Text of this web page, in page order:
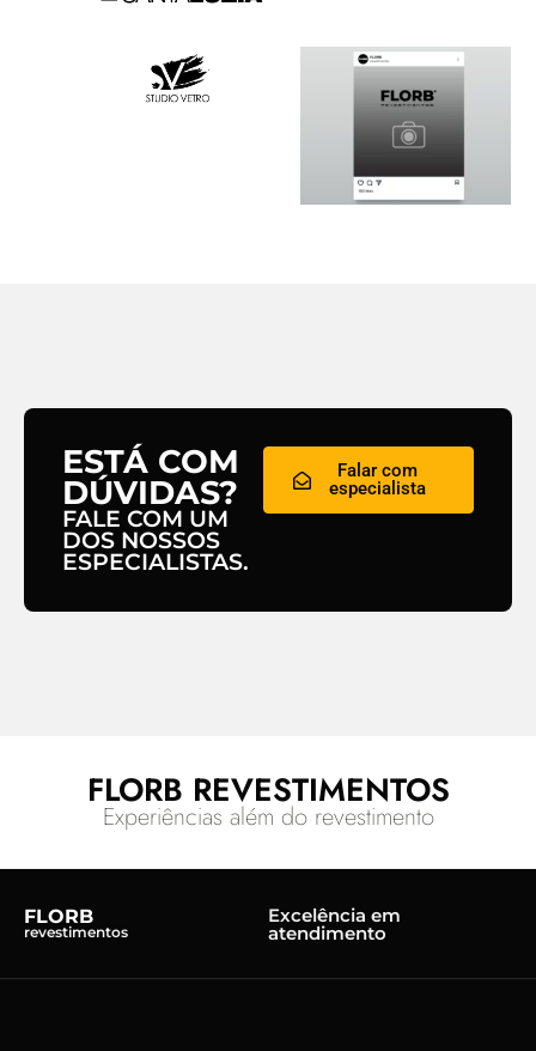
ESTÁ COM
DÚVIDAS?
FALE COM UM
DOS NOSSOS
ESPECIALISTAS.
Falar com
especialista
FLORB REVESTIMENTOS
Experiências além do revestimento
FLORB
revestimentos
Excelência em
atendimento